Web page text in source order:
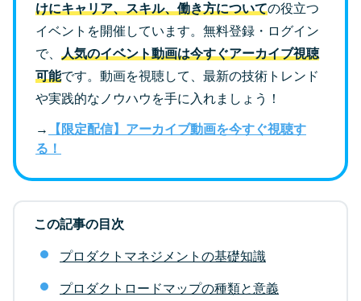
けにキャリア、スキル、働き方についての役立つ
イベントを開催しています。無料登録・ログイン
で、 人気のイベント動画は今すぐアーカイブ視聴
可能です。動画を視聴して、最新の技術トレンド
や実践的なノウハウを手に入れましょう！
→
【限定配信】アーカイブ動画を今すぐ視聴す
る！
この記事の目次
プロダクトマネジメントの基礎知識
プロダクトロードマップの種類と意義